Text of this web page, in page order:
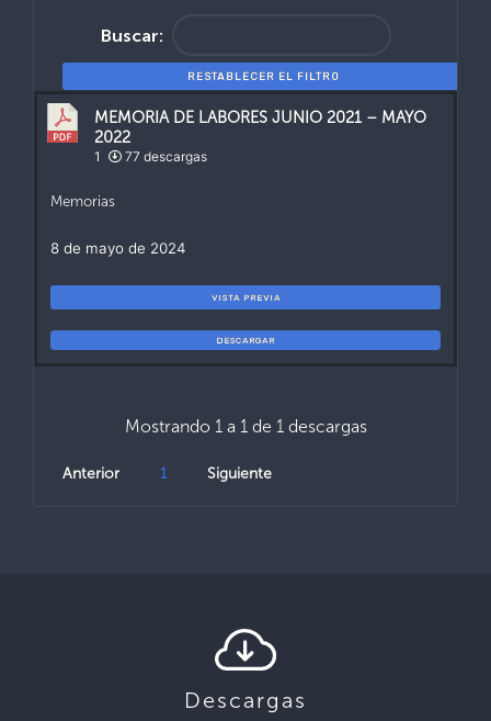
Buscar:
RESTABLECER EL FILTRO
MEMORIA DE LABORES JUNIO 2021 – MAYO
2022
1 77 descargas
Memorias
8 de mayo de 2024
VISTA PREVIA
DESCARGAR
Mostrando 1 a 1 de 1 descargas
Anterior 1 Siguiente
Descargas